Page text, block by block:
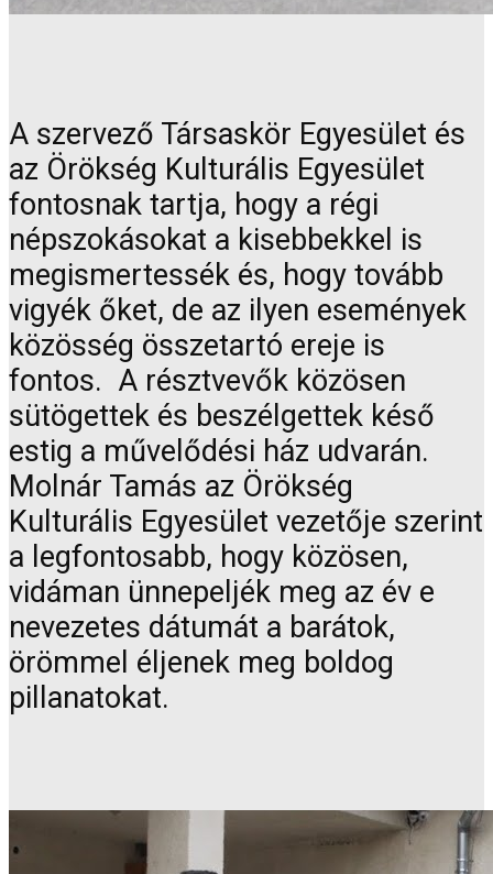
A szervező Társaskör Egyesület és
az Örökség Kulturális Egyesület
fontosnak tartja, hogy a régi
népszokásokat a kisebbekkel is
megismertessék és, hogy tovább
vigyék őket, de az ilyen események
közösség összetartó ereje is
fontos. A résztvevők közösen
sütögettek és beszélgettek késő
estig a művelődési ház udvarán.
Molnár Tamás az Örökség
Kulturális Egyesület vezetője szerint
a legfontosabb, hogy közösen,
vidáman ünnepeljék meg az év e
nevezetes dátumát a barátok,
örömmel éljenek meg boldog
pillanatokat.